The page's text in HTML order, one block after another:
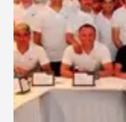
6.11.2014